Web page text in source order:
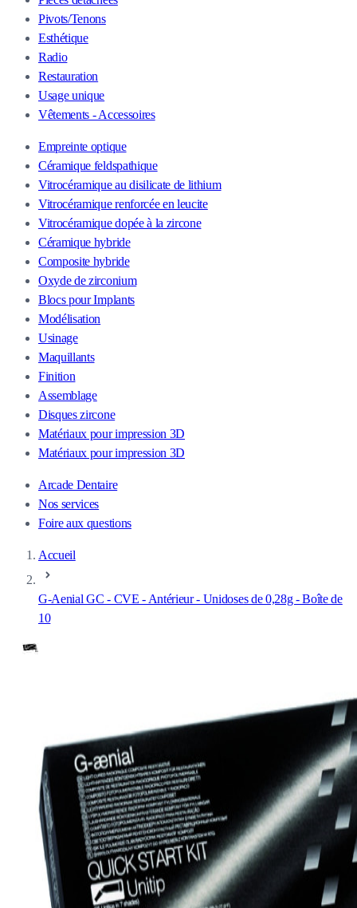
Pivots/Tenons
Esthétique
Radio
Restauration
Usage unique
Vêtements - Accessoires
Empreinte optique
Céramique feldspathique
Vitrocéramique au disilicate de lithium
Vitrocéramique renforcée en leucite
Vitrocéramique dopée à la zircone
Céramique hybride
Composite hybride
Oxyde de zirconium
Blocs pour Implants
Modélisation
Usinage
Maquillants
Finition
Assemblage
Disques zircone
Matériaux pour impression 3D
Matériaux pour impression 3D
Arcade Dentaire
Nos services
Foire aux questions
Accueil
G-Aenial GC - CVE - Antérieur - Unidoses de 0,28g - Boîte de
10